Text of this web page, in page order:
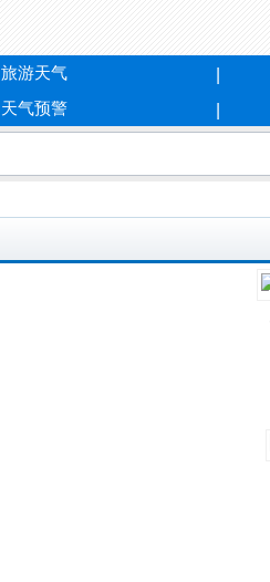
旅游天气
天气预警